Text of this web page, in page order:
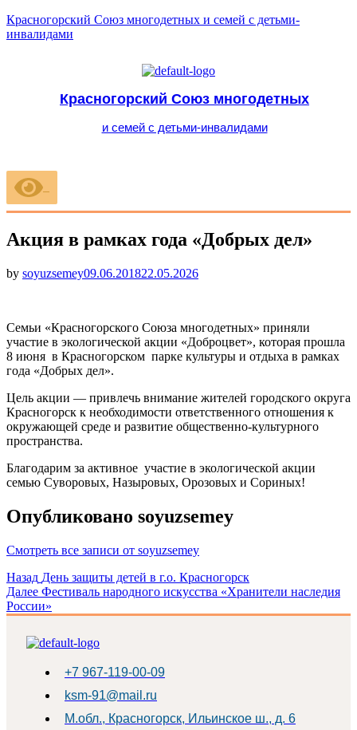
Красногорский Союз многодетных и семей с детьми-
инвалидами
Красногорский Союз многодетных
и семей с детьми-инвалидами
Акция в рамках года «Добрых дел»
by soyuzsemeyОпубликовано
09.06.201822.05.2026
Семьи «Красногорского Союза многодетных» приняли
участие в экологической акции «Доброцвет», которая прошла
8 июня в Красногорском парке культуры и отдыха в рамках
года «Добрых дел».
Цель акции — привлечь внимание жителей городского округа
Красногорск к необходимости ответственного отношения к
окружающей среде и развитие общественно-культурного
пространства.
Благодарим за активное участие в экологической акции
семью Суворовых, Назыровых, Орозовых и Сориных!
Опубликовано soyuzsemey
Смотреть все записи от soyuzsemey
Навигация
по
записям
Назад День защиты детей в г.о. Красногорск
Далее Фестиваль народного искусства «Хранители наследия
России»
+7 967-119-00-09
ksm-91@mail.ru
М.обл., Красногорск, Ильинское ш., д. 6